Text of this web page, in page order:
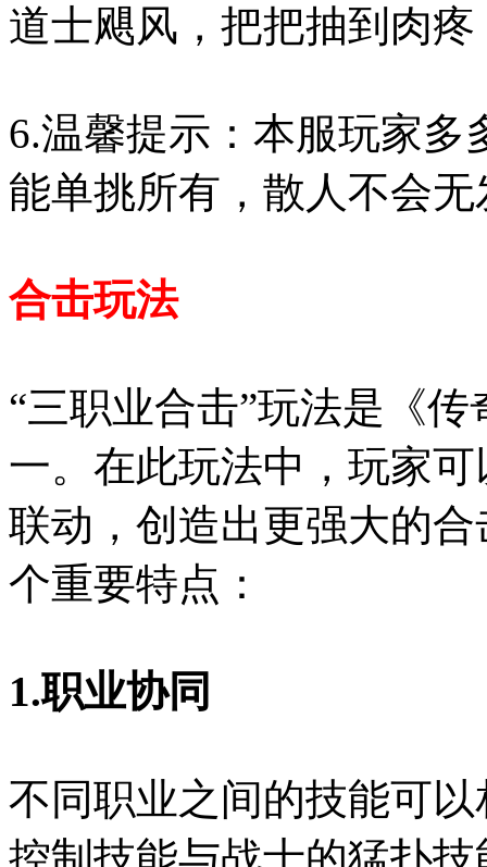
道士飓风，把把抽到肉疼
6.温馨提示：本服玩家
能单挑所有，散人不会
合击玩法
“三职业合击”玩法是《
一。在此玩法中，玩家
联动，创造出更强大的
个重要特点：
1.职业协同
不同职业之间的技能可